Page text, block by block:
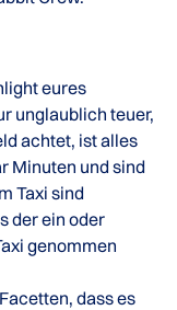
eures
unglaublich teuer,
achtet, ist alles
Minuten und sind
Taxi sind
der ein oder
genommen
dass es